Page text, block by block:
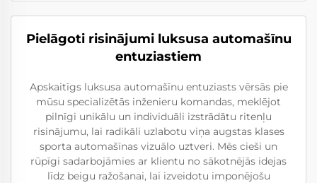
Pielāgoti risinājumi luksusa automašīnu
entuziastiem
Apskaitīgs luksusa automašīnu entuziasts vērsās pie
mūsu specializētās inženieru komandas, meklējot
pilnīgi unikālu un individuāli izstrādātu ritenļu
risinājumu, lai radikāli uzlabotu viņa augstas klases
sporta automašīnas vizuālo uztveri. Mēs cieši un
rūpīgi sadarbojāmies ar klientu no sākotnējās idejas
līdz beigu ražošanai, lai izveidotu imponējošu